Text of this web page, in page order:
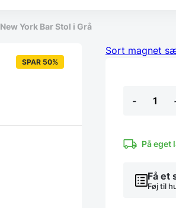
New York Bar Stol i Grå
SPAR 50%
Sort magnet
-
York
Grå På eget
Få et
Føj til